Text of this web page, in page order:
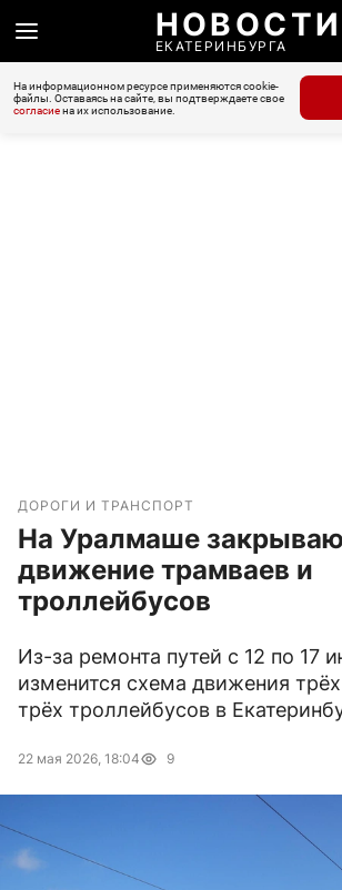
НОВОСТИ
ЕКАТЕРИНБУРГА
На информационном ресурсе применяются cookie-
файлы. Оставаясь на сайте, вы подтверждаете свое
согласиена их использование.
ДОРОГИ И ТРАНСПОРТ
На Уралмаше
движение трамваев и
троллейбусов
Из-за ремонта путей с 12 по 17
изменится схема движения
трёх троллейбусов в
22 мая 2026, 18:04 9